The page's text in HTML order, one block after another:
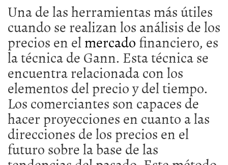
Una de las herramientas más útiles
cuando se realizan los análisis de los
precios en elmercadofinanciero, es
la técnica de Gann. Esta técnica se
encuentra relacionada con los
elementos del precio y del tiempo.
Los comerciantes son capaces de
hacer proyecciones en cuanto a las
direcciones de los precios en el
futuro sobre la base de las